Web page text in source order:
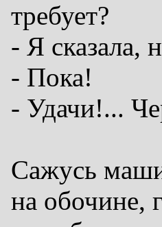
требует?
- Я сказала,
- Пока!
- Удачи!...
Сажусь
на обочине,